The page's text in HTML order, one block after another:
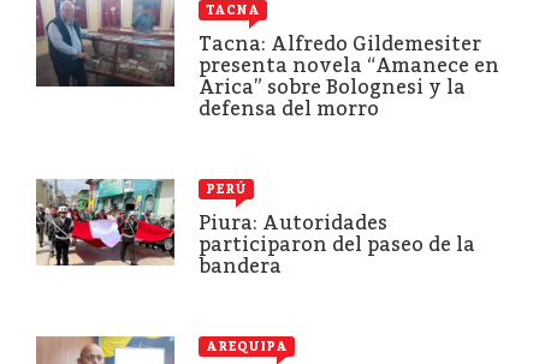
TACNA
Tacna: Alfredo Gildemesiter
presenta novela “Amanece en
Arica” sobre Bolognesi y la
defensa del morro
PERÚ
Piura: Autoridades
participaron del paseo de la
bandera
AREQUIPA